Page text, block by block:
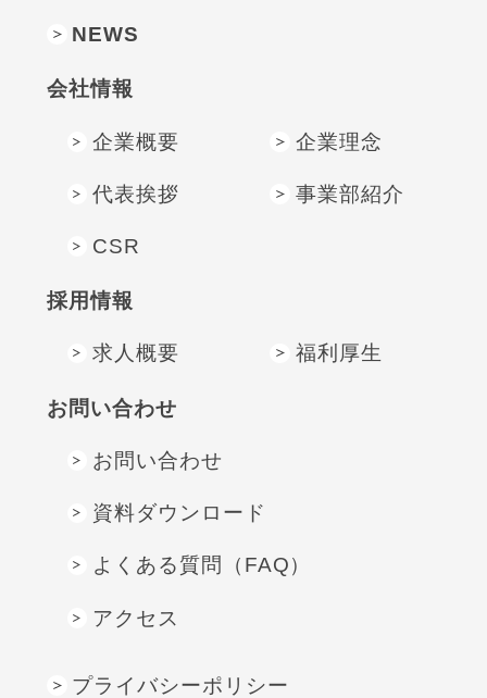
NEWS
会社情報
企業概要 企業理念
代表挨拶 事業部紹介
CSR
採⽤情報
求人概要 福利厚生
お問い合わせ
お問い合わせ
資料ダウンロード
よくある質問（FAQ）
アクセス
プライバシーポリシー